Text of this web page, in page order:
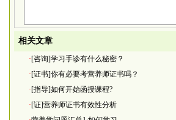
相关文章
·[咨询]学习手诊有什么秘密？
·[证书]你有必要考营养师证书吗？
·[指导]如何开始函授课程?
·[证]营养师证书有效性分析